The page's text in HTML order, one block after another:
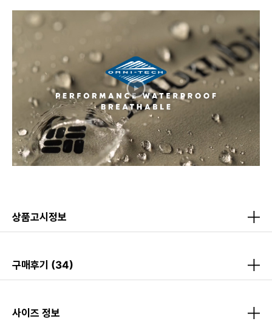
상품고시정보
구매후기 (34)
사이즈 정보